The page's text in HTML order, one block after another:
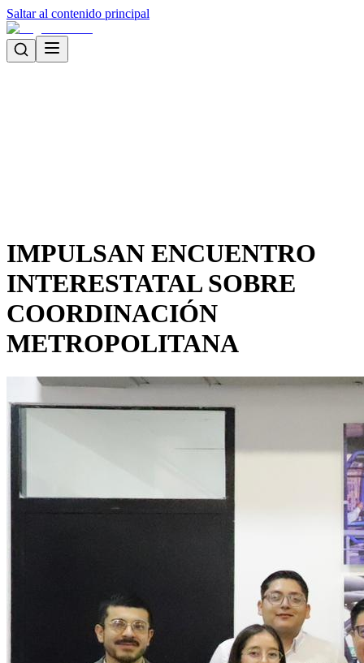
Saltar al contenido principal
IMPULSAN ENCUENTRO
INTERESTATAL SOBRE
COORDINACIÓN
METROPOLITANA